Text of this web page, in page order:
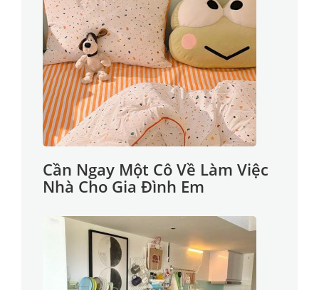
Cần Ngay Một Cô Về Làm Việc
Nhà Cho Gia Đình Em